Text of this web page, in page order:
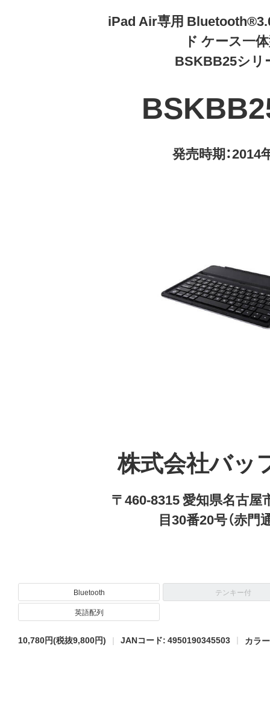
iPad Air専用
ド ケース一
BSKBB25シリ
発売時期：2014
株式会社バッ
〒460-8315 愛知県名古屋
目30番20号（赤門
Bluetooth
テンキー付
英語配列
10,780円(税抜9,800円) JANコード: 4950190345503 カラ